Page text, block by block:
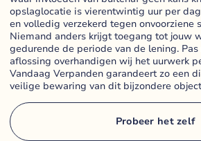
opslaglocatie is vierentwintig uur per
en volledig verzekerd tegen onvoorziene
Niemand anders krijgt toegang tot jouw
gedurende de periode van de lening.
aflossing overhandigen wij het uurwerk
Vandaag Verpanden garandeert zo een
veilige bewaring van dit bijzondere
Probeer het zelf